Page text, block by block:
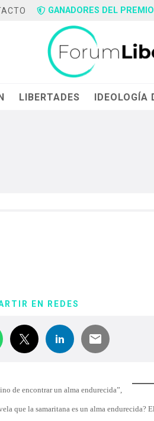
GANADORES DEL
LIBERTADES IDEOLOGÍA
EN REDES
de encontrar un alma endurecida”,
que la samaritana es un alma endurecida?